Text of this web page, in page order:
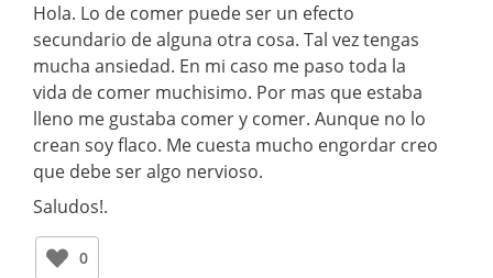
Hola. Lo de comer puede ser un efecto
secundario de alguna otra cosa. Tal vez tengas
mucha ansiedad. En mi caso me paso toda la
vida de comer muchisimo. Por mas que estaba
lleno me gustaba comer y comer. Aunque no lo
crean soy flaco. Me cuesta mucho engordar creo
que debe ser algo nervioso.
Saludos!.
0